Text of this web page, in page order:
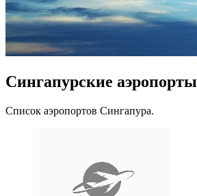
Сингапурские аэропорты
Список аэропортов Сингапура.